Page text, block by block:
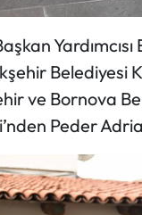
Belediyesi
ve Bornova
Peder